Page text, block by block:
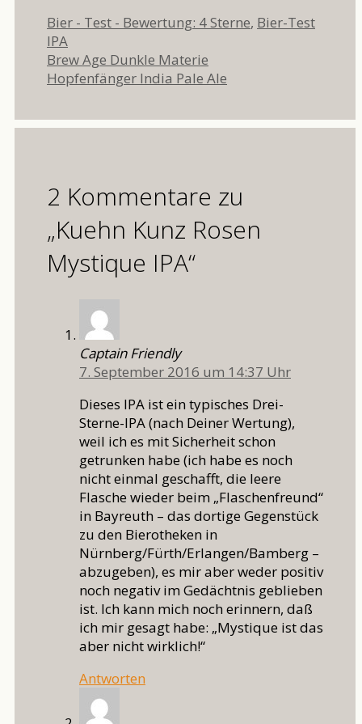
Kategorien
Bier - Test - Bewertung: 4 Sterne, Bier-Test
IPA
Brew Age Dunkle Materie
Hopfenfänger India Pale Ale
2 Kommentare zu
„Kuehn Kunz Rosen
Mystique IPA“
Captain Friendly
7. September 2016 um 14:37 Uhr
Dieses IPA ist ein typisches Drei-
Sterne-IPA (nach Deiner Wertung),
weil ich es mit Sicherheit schon
getrunken habe (ich habe es noch
nicht einmal geschafft, die leere
Flasche wieder beim „Flaschenfreund“
in Bayreuth – das dortige Gegenstück
zu den Bierotheken in
Nürnberg/Fürth/Erlangen/Bamberg –
abzugeben), es mir aber weder positiv
noch negativ im Gedächtnis geblieben
ist. Ich kann mich noch erinnern, daß
ich mir gesagt habe: „Mystique ist das
aber nicht wirklich!“
Antworten